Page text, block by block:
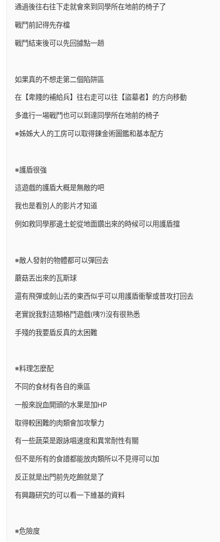
通過後往右往下走就會來到同學所在地前的椅子了
戰鬥前記得先存檔
戰鬥結束後可以先回據點一趟
如果真的不想走第二個陷阱區
在【卑賤的補給兵】往右走可以往【盜墓者】的方向移動
多進行一場戰鬥也可以到達同學所在地前的椅子
※姊姊大人的工房可以取得鍊金術圖鑑和基本配方
※護盾很強
這遊戲的護盾大概是無敵的吧
我也是看別人的影片才知道
例如救同學那邊土蛇從地面鑽出來的時候可以用護盾擋
※敵人發射的物體都可以彈回去
蘑菇丟出來的瓦斯球
還有飛彈或劍山丟的東西似乎可以用護盾衝擊或普攻打回去
老實說我對這類格鬥遊戲(咦?)沒有很熟悉
手殘的我要盾反真的太困難
※料理怎麼配
不同的食材有各自的乘區
一般來說血開頭的水果是加HP
取得較困難的肉類會加攻擊力
有一些蔬菜是跟詠唱速度和異常耐性有關
但不是所有的食譜都能放肉類所以不見得可以加
反正就是出門前先吃飽就是了
有興趣研究的可以看一下維基的資料
※危險度